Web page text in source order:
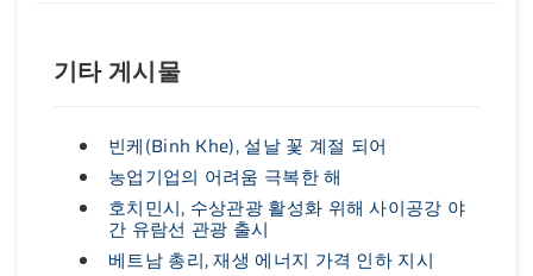
기타 게시물
빈케(Binh Khe), 설날 꽃 계절 되어
농업기업의 어려움 극복한 해
호치민시, 수상관광 활성화 위해 사이공강 야
간 유람선 관광 출시
베트남 총리, 재생 에너지 가격 인하 지시